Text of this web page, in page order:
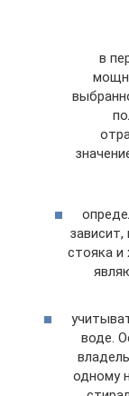
в
зависит,
стояка и
воде.
одному